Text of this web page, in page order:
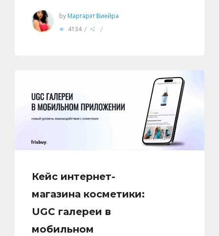
by Маргарэт Виейра
4134 / /
Кейс интернет-
магазина косметики:
UGC галереи в
мобильном